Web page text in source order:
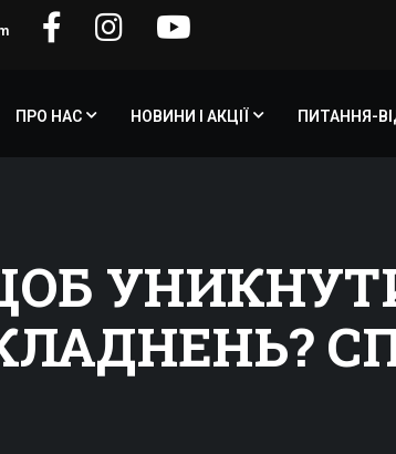
ПРО НАС НОВИНИ І АКЦІЇ ПИТАННЯ-